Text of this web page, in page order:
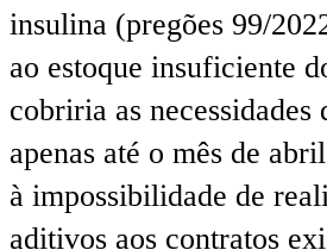
insulina (pregões 99/
ao estoque insuficiente
cobriria as necessidades
apenas até o mês de
à impossibilidade de
aditivos aos contratos